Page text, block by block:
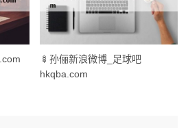
🍢孙俪新浪微博_足球吧
hkqba.com